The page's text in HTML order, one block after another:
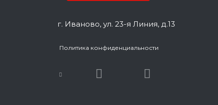
г. Иваново, ул. 23-я Линия, д.13
Политика конфиденциальности